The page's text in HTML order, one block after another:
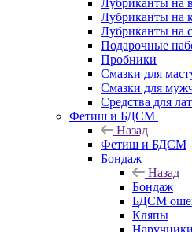
Лубриканты на
Лубриканты на
Лубриканты на
Подарочные
Пробники
Смазки для
Смазки для
Средства для
Фетиш и БДСМ
Назад
Фетиш и БДСМ
Бондаж
Назад
Бондаж
БДСМ
Кляпы